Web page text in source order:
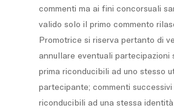
commenti ma ai fini concorsuali
valido solo il primo commento
Promotrice si riserva pertanto di
annullare eventuali partecipazioni
prima riconducibili ad uno stesso
partecipante; commenti successivi
riconducibili ad una stessa